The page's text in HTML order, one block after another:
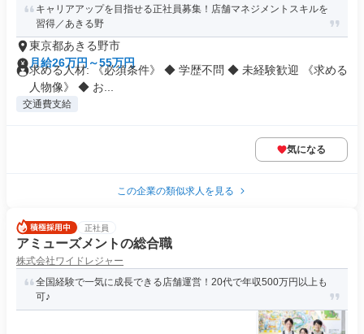
キャリアアップを目指せる正社員募集！店舗マネジメントスキルを
習得／あきる野
東京都あきる野市
月給26万円～55万円
求める人材: 《必須条件》 ◆ 学歴不問 ◆ 未経験歓迎 《求める
人物像》 ◆ お...
交通費支給
気になる
この企業の類似求人を見る
正社員
アミューズメントの総合職
株式会社ワイドレジャー
全国経験で一気に成長できる店舗運営！20代で年収500万円以上も
可♪